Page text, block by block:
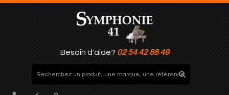
Besoin d'aide? 02 54 42 88 49